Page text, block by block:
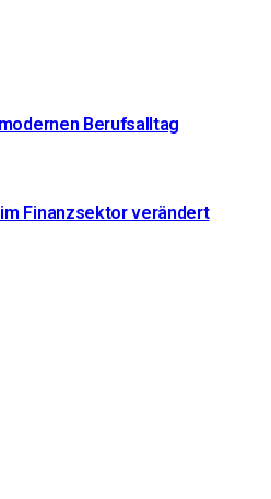
Berufsalltag
Finanzsektor verändert